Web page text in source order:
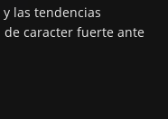
las tendencias
caracter fuerte ante